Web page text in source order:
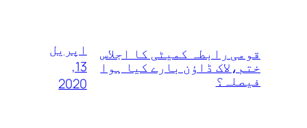
قومی رابطہ کمیٹی کا اجلاس
ختم،لاک ڈاؤن بارے کیا ہوا
فیصلہ؟
اپریل
13,
2020